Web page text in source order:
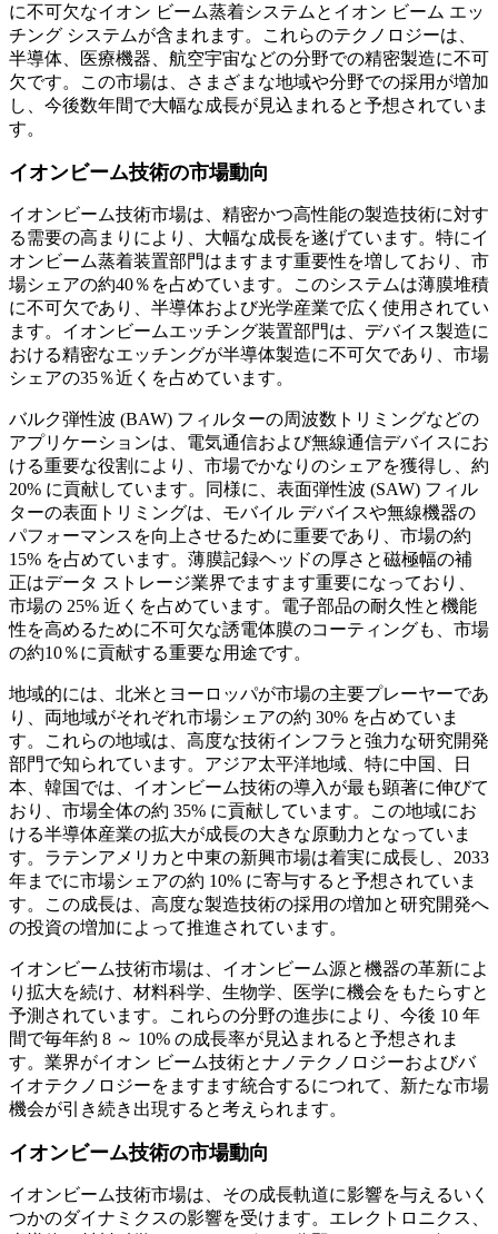
に不可欠なイオン ビーム蒸着システムとイオン ビーム エッ
チング システムが含まれます。これらのテクノロジーは、
半導体、医療機器、航空宇宙などの分野での精密製造に不可
欠です。この市場は、さまざまな地域や分野での採用が増加
し、今後数年間で大幅な成長が見込まれると予想されていま
す。
イオンビーム技術の市場動向
イオンビーム技術市場は、精密かつ高性能の製造技術に対す
る需要の高まりにより、大幅な成長を遂げています。特にイ
オンビーム蒸着装置部門はますます重要性を増しており、市
場シェアの約40％を占めています。このシステムは薄膜堆積
に不可欠であり、半導体および光学産業で広く使用されてい
ます。イオンビームエッチング装置部門は、デバイス製造に
おける精密なエッチングが半導体製造に不可欠であり、市場
シェアの35％近くを占めています。
バルク弾性波 (BAW) フィルターの周波数トリミングなどの
アプリケーションは、電気通信および無線通信デバイスにお
ける重要な役割により、市場でかなりのシェアを獲得し、約
20% に貢献しています。同様に、表面弾性波 (SAW) フィル
ターの表面トリミングは、モバイル デバイスや無線機器の
パフォーマンスを向上させるために重要であり、市場の約
15% を占めています。薄膜記録ヘッドの厚さと磁極幅の補
正はデータ ストレージ業界でますます重要になっており、
市場の 25% 近くを占めています。電子部品の耐久性と機能
性を高めるために不可欠な誘電体膜のコーティングも、市場
の約10％に貢献する重要な用途です。
地域的には、北米とヨーロッパが市場の主要プレーヤーであ
り、両地域がそれぞれ市場シェアの約 30% を占めていま
す。これらの地域は、高度な技術インフラと強力な研究開発
部門で知られています。アジア太平洋地域、特に中国、日
本、韓国では、イオンビーム技術の導入が最も顕著に伸びて
おり、市場全体の約 35% に貢献しています。この地域にお
ける半導体産業の拡大が成長の大きな原動力となっていま
す。ラテンアメリカと中東の新興市場は着実に成長し、2033
年までに市場シェアの約 10% に寄与すると予想されていま
す。この成長は、高度な製造技術の採用の増加と研究開発へ
の投資の増加によって推進されています。
イオンビーム技術市場は、イオンビーム源と機器の革新によ
り拡大を続け、材料科学、生物学、医学に機会をもたらすと
予測されています。これらの分野の進歩により、今後 10 年
間で毎年約 8 ～ 10% の成長率が見込まれると予想されま
す。業界がイオン ビーム技術とナノテクノロジーおよびバ
イオテクノロジーをますます統合するにつれて、新たな市場
機会が引き続き出現すると考えられます。
イオンビーム技術の市場動向
イオンビーム技術市場は、その成長軌道に影響を与えるいく
つかのダイナミクスの影響を受けます。エレクトロニクス、